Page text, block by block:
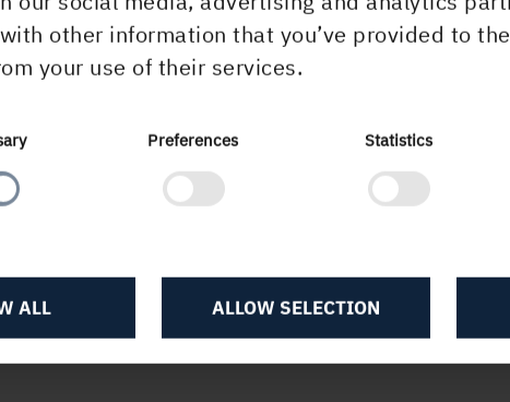
other information that you’ve provided to
your use of their services.
Preferences Statistics
ALLOW SELECTION
ALL